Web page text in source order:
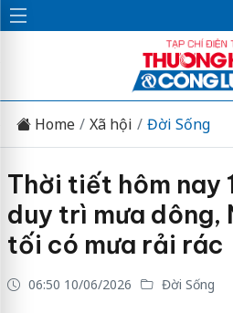
Home Xã hội Đời Sống
Thời tiết hôm nay
duy trì mưa dông,
tối có mưa rải rác
06:50 10/06/2026 Đời Sống